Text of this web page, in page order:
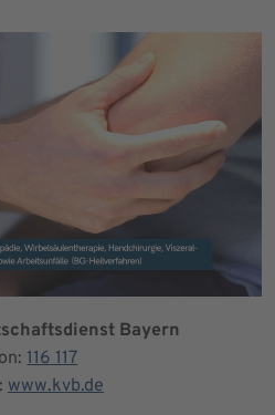
Bayern
116 117
www.kvb.de